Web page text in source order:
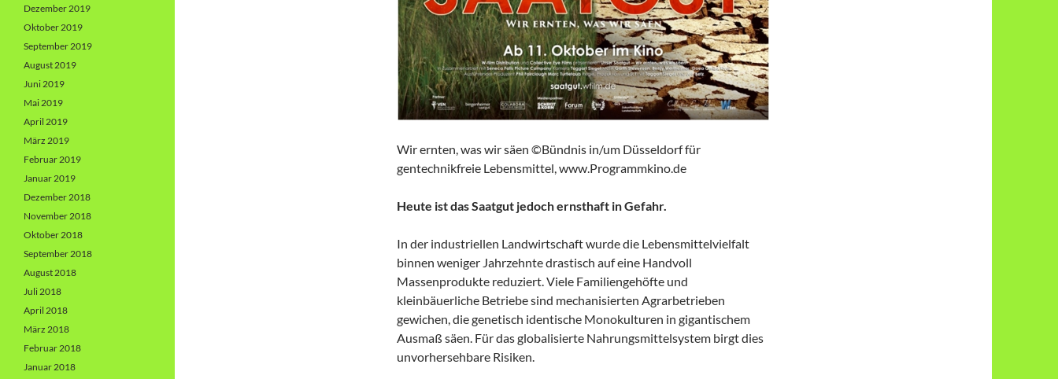
Wir ernten, was wir säen ©Bündnis in/um Düsseldorf für
gentechnikfreie Lebensmittel, www.Programmkino.de
Heute ist das Saatgut jedoch ernsthaft in Gefahr.
In der industriellen Landwirtschaft wurde die Lebensmittelvielfalt
binnen weniger Jahrzehnte drastisch auf eine Handvoll
Massenprodukte reduziert. Viele Familiengehöfte und
kleinbäuerliche Betriebe sind mechanisierten Agrarbetrieben
gewichen, die genetisch identische Monokulturen in gigantischem
Ausmaß säen. Für das globalisierte Nahrungsmittelsystem birgt dies
unvorhersehbare Risiken.
Dezember 2019
Oktober 2019
September 2019
August 2019
Juni 2019
Mai 2019
April 2019
März 2019
Februar 2019
Januar 2019
Dezember 2018
November 2018
Oktober 2018
September 2018
August 2018
Juli 2018
April 2018
März 2018
Februar 2018
Januar 2018